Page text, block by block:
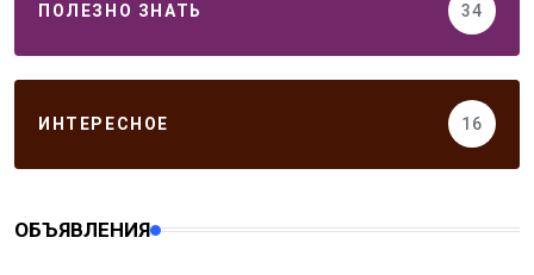
ПОЛЕЗНО ЗНАТЬ 34
ИНТЕРЕСНОЕ 16
ОБЪЯВЛЕНИЯ